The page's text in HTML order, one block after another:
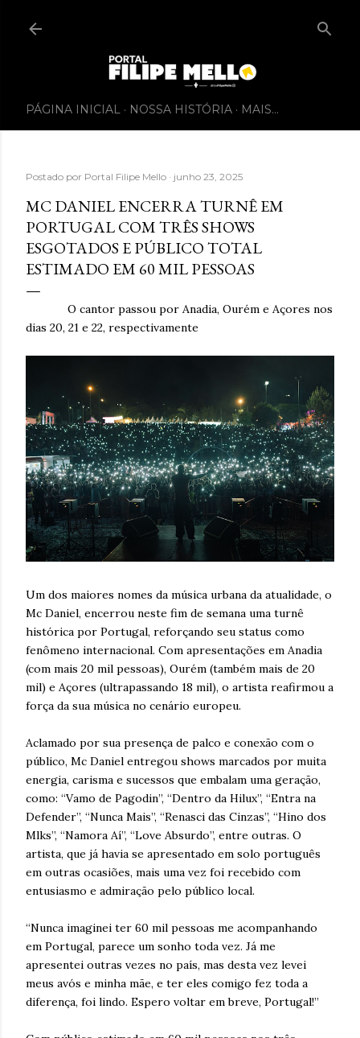
PÁGINA INICIAL NOSSA HISTÓRIA MAIS…
Postado por Portal Filipe Mello junho 23, 2025
MC DANIEL ENCERRA TURNÊ EM
PORTUGAL COM TRÊS SHOWS
ESGOTADOS E PÚBLICO TOTAL
ESTIMADO EM 60 MIL PESSOAS
O cantor passou por Anadia, Ourém e Açores nos
dias 20, 21 e 22, respectivamente
Um dos maiores nomes da música urbana da atualidade, o
Mc Daniel, encerrou neste fim de semana uma turnê
histórica por Portugal, reforçando seu status como
fenômeno internacional. Com apresentações em Anadia
(com mais 20 mil pessoas), Ourém (também mais de 20
mil) e Açores (ultrapassando 18 mil), o artista reafirmou a
força da sua música no cenário europeu.
Aclamado por sua presença de palco e conexão com o
público, Mc Daniel entregou shows marcados por muita
energia, carisma e sucessos que embalam uma geração,
como: “Vamo de Pagodin”, “Dentro da Hilux”, “Entra na
Defender”, “Nunca Mais”, “Renasci das Cinzas”, “Hino dos
Mlks”, “Namora Aí”, “Love Absurdo”, entre outras. O
artista, que já havia se apresentado em solo português
em outras ocasiões, mais uma vez foi recebido com
entusiasmo e admiração pelo público local.
“Nunca imaginei ter 60 mil pessoas me acompanhando
em Portugal, parece um sonho toda vez. Já me
apresentei outras vezes no país, mas desta vez levei
meus avós e minha mãe, e ter eles comigo fez toda a
diferença, foi lindo. Espero voltar em breve, Portugal!”